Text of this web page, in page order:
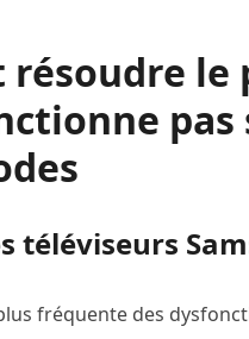
résoudre le
téléviseurs
fréquente des